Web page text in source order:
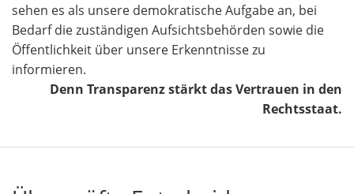
sehen es als unsere demokratische Aufgabe an, bei
Bedarf die zuständigen Aufsichtsbehörden sowie die
Öffentlichkeit über unsere Erkenntnisse zu
informieren.
Denn Transparenz stärkt das Vertrauen in den
Rechtsstaat.